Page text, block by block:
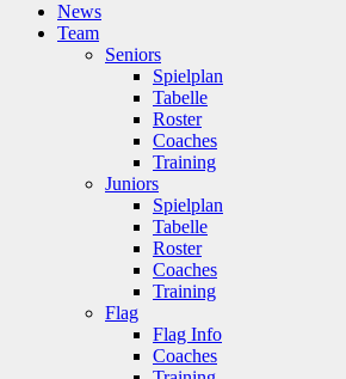
News
Team
Seniors
Spielplan
Tabelle
Roster
Coaches
Training
Juniors
Spielplan
Tabelle
Roster
Coaches
Training
Flag
Flag Info
Coaches